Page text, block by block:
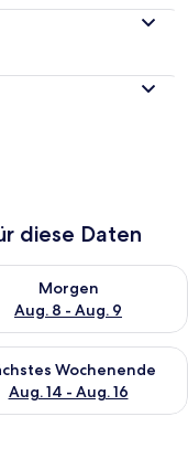
diese Daten
Aug. 7 - Aug. 8.
Morgen
Aug. 8 - Aug. 9
die Verfügbarkeit
Aug. 7
Wochenende
Aug. 14 - Aug. 16
die Verfügbarkeit